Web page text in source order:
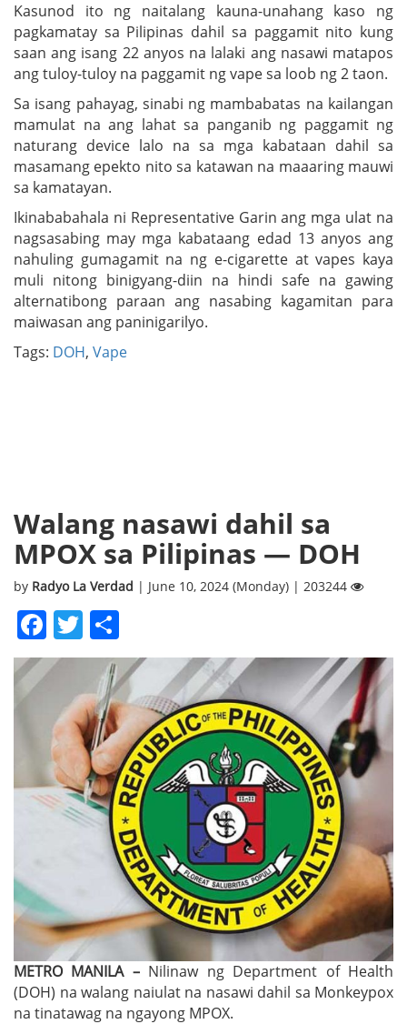
Kasunod ito ng naitalang kauna-unahang kaso ng
pagkamatay sa Pilipinas dahil sa paggamit nito kung
saan ang isang 22 anyos na lalaki ang nasawi matapos
ang tuloy-tuloy na paggamit ng vape sa loob ng 2 taon.
Sa isang pahayag, sinabi ng mambabatas na kailangan
mamulat na ang lahat sa panganib ng paggamit ng
naturang device lalo na sa mga kabataan dahil sa
masamang epekto nito sa katawan na maaaring mauwi
sa kamatayan.
Ikinababahala ni Representative Garin ang mga ulat na
nagsasabing may mga kabataang edad 13 anyos ang
nahuling gumagamit na ng e-cigarette at vapes kaya
muli nitong binigyang-diin na hindi safe na gawing
alternatibong paraan ang nasabing kagamitan para
maiwasan ang paninigarilyo.
Tags: DOH, Vape
Walang nasawi dahil sa
MPOX sa Pilipinas — DOH
by Radyo La Verdad | June 10, 2024 (Monday) | 203244
Facebook
Twitter
METRO MANILA –Nilinaw ng Department of Health
(DOH) na walang naiulat na nasawi dahil sa Monkeypox
na tinatawag na ngayong MPOX.